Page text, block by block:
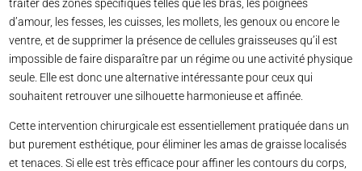
traiter des zones spécifiques telles que les bras, les poignées
d’amour, les fesses, les cuisses, les mollets, les genoux ou encore le
ventre, et de supprimer la présence de cellules graisseuses qu’il est
impossible de faire disparaître par un régime ou une activité physique
seule. Elle est donc une alternative intéressante pour ceux qui
souhaitent retrouver une silhouette harmonieuse et affinée.
Cette intervention chirurgicale est essentiellement pratiquée dans un
but purement esthétique, pour éliminer les amas de graisse localisés
et tenaces. Si elle est très efficace pour affiner les contours du corps,